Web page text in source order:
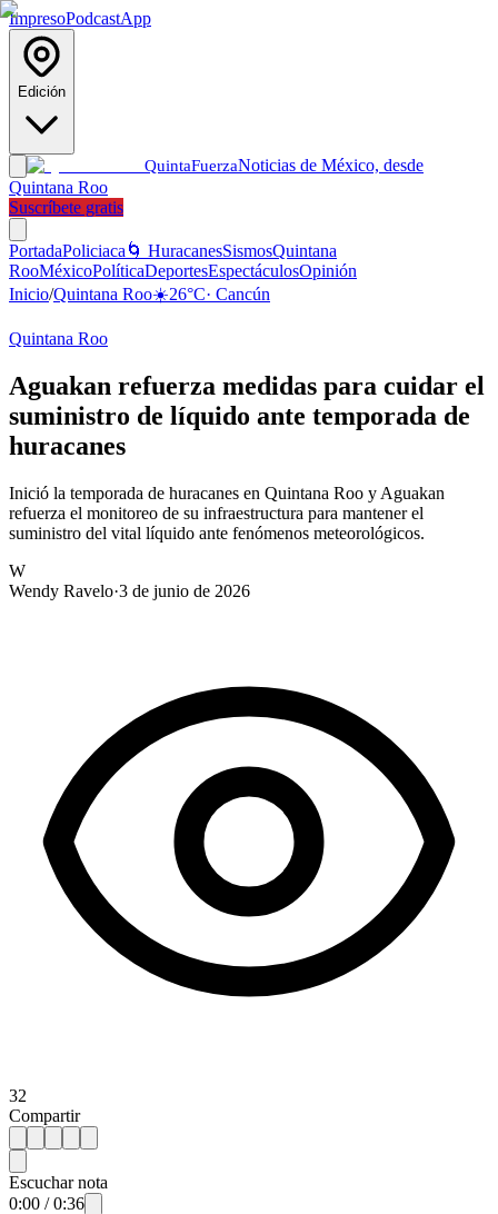
ImpresoPodcastApp
Edición
QuintaFuerzaNoticias de México, desde
Quintana Roo
Suscríbete gratis
PortadaPoliciaca 🌀 HuracanesSismosQuintana
RooMéxicoPolíticaDeportesEspectáculosOpinión
Inicio/Quintana Roo☀️26°C· Cancún
Quintana Roo
Aguakan refuerza medidas para cuidar el
suministro de líquido ante temporada de
huracanes
Inició la temporada de huracanes en Quintana Roo y Aguakan
refuerza el monitoreo de su infraestructura para mantener el
suministro del vital líquido ante fenómenos meteorológicos.
W
Wendy Ravelo·3 de junio de 2026
32
Compartir
Escuchar nota
0:00 /0:36